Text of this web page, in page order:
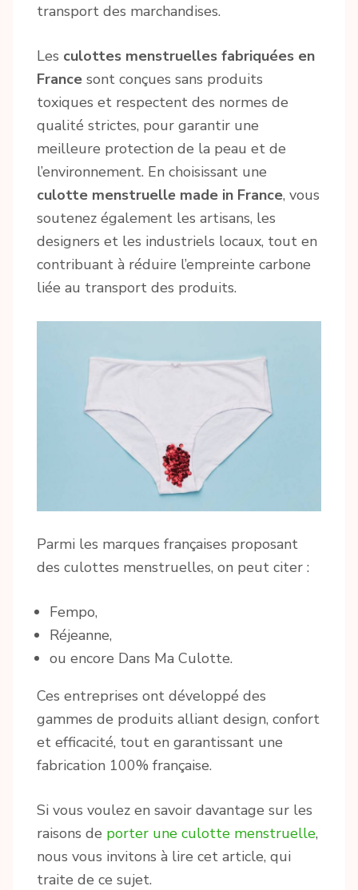
transport des marchandises.
Les culottes menstruelles fabriquées en
France sont conçues sans produits
toxiques et respectent des normes de
qualité strictes, pour garantir une
meilleure protection de la peau et de
l’environnement. En choisissant une
culotte menstruelle made in France, vous
soutenez également les artisans, les
designers et les industriels locaux, tout en
contribuant à réduire l’empreinte carbone
liée au transport des produits.
Parmi les marques françaises proposant
des culottes menstruelles, on peut citer :
Fempo,
Réjeanne,
ou encore Dans Ma Culotte.
Ces entreprises ont développé des
gammes de produits alliant design, confort
et efficacité, tout en garantissant une
fabrication 100% française.
Si vous voulez en savoir davantage sur les
raisons de porter une culotte menstruelle,
nous vous invitons à lire cet article, qui
traite de ce sujet.